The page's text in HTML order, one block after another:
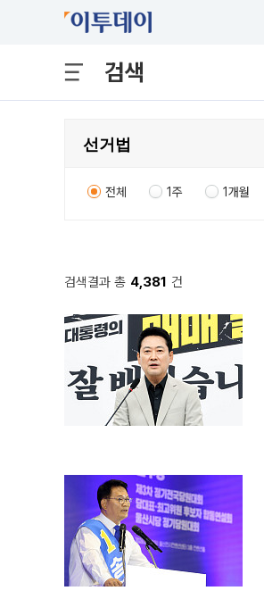
검색
전체 1주 1개월
검색결과 총 4,381 건